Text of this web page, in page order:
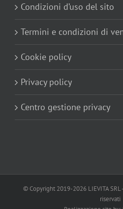
Condizioni d’uso del sito
Termini e condizioni di
Cookie policy
Privacy policy
Centro gestione privacy
© Copyright 2019-2026 LIEVITA
riservati